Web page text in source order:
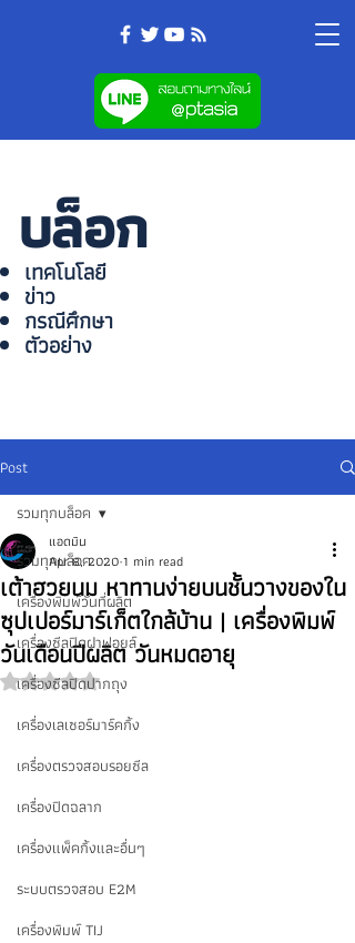
บล็อก
เทคโนโลยี
ข่าว
กรณีศึกษา
ตัวอย่าง
Post
รวมทุกบล็อค
เครื่องพิมพ์วันที่ผลิต
เครื่องซีลปิดฝาฟอยล์
เครื่องซีลปิดปากถุง
เครื่องเลเซอร์มาร์คกิ้ง
เครื่องตรวจสอบรอยซีล
เครื่องปิดฉลาก
เครื่องแพ็คกิ้งและอื่นๆ
ระบบตรวจสอบ E2M
เครื่องพิมพ์ TIJ
รวมทุกบล็อค
เต้าฮวยนม หาทานง่ายบนชั้นวางของใน
ซุปเปอร์มาร์เก็ตใกล้บ้าน | เครื่องพิมพ์
วันเดือนปีผลิต วันหมดอายุ
แอดมิน
Apr 8, 2020 1 min read
Rated NaN out of 5 stars.